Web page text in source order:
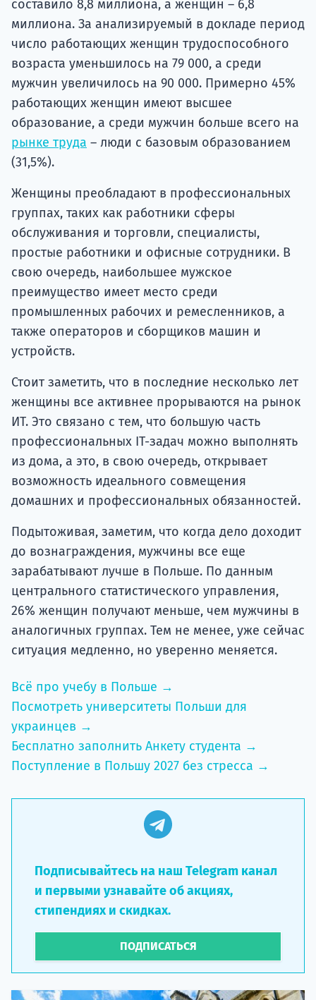
составило 8,8 миллиона, а женщин – 6,8
миллиона. За анализируемый в докладе период
число работающих женщин трудоспособного
возраста уменьшилось на 79 000, а среди
мужчин увеличилось на 90 000. Примерно 45%
работающих женщин имеют высшее
образование, а среди мужчин больше всего на
рынке труда – люди с базовым образованием
(31,5%).
Женщины преобладают в профессиональных
группах, таких как работники сферы
обслуживания и торговли, специалисты,
простые работники и офисные сотрудники. В
свою очередь, наибольшее мужское
преимущество имеет место среди
промышленных рабочих и ремесленников, а
также операторов и сборщиков машин и
устройств.
Стоит заметить, что в последние несколько лет
женщины все активнее прорываются на рынок
ИТ. Это связано с тем, что большую часть
профессиональных IT-задач можно выполнять
из дома, а это, в свою очередь, открывает
возможность идеального совмещения
домашних и профессиональных обязанностей.
Подытоживая, заметим, что когда дело доходит
до вознаграждения, мужчины все еще
зарабатывают лучше в Польше. По данным
центрального статистического управления,
26% женщин получают меньше, чем мужчины в
аналогичных группах. Тем не менее, уже сейчас
ситуация медленно, но уверенно меняется.
Всё про учебу в Польше →
Посмотреть университеты Польши для
украинцев →
Бесплатно заполнить Анкету студента →
Поступление в Польшу 2027 без стресса →
Подписывайтесь на наш Telegram канал
и первыми узнавайте об акциях,
стипендиях и скидках.
ПОДПИСАТЬСЯ